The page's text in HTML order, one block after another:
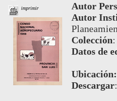
imprimir Autor
Autor
Colección:
Datos de
Ubicación:
Descargar: